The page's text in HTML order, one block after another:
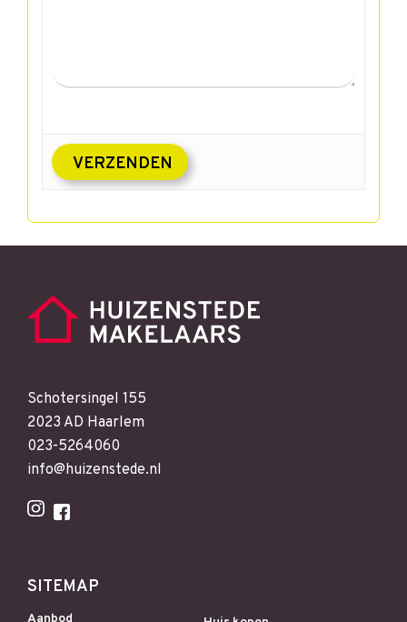
Schotersingel 155
2023 AD Haarlem
023-5264060
info@huizenstede.nl
SITEMAP
Aanbod